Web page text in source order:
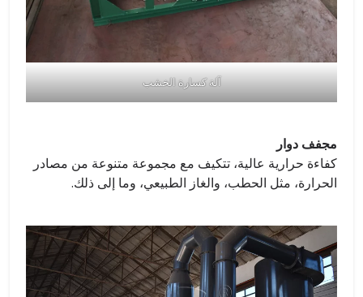
آلة كسارة الخشب
مجفف دوار
كفاءة حرارية عالية، تتكيف مع مجموعة متنوعة من مصادر
الحرارة، مثل الحطب، والغاز الطبيعي، وما إلى ذلك.